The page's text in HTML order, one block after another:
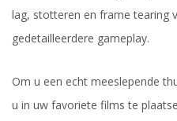
lag, stotteren en frame tearing
gedetailleerdere gameplay.
Om u een echt meeslepende
u in uw favoriete films te